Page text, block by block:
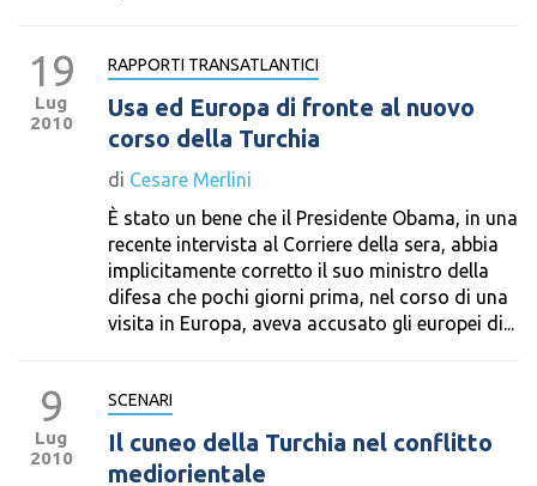
19
Lug
2010
RAPPORTI TRANSATLANTICI
Usa ed Europa di fronte al nuovo
corso della Turchia
di Cesare Merlini
È stato un bene che il Presidente Obama, in una
recente intervista al Corriere della sera, abbia
implicitamente corretto il suo ministro della
difesa che pochi giorni prima, nel corso di una
visita in Europa, aveva accusato gli europei di...
9
Lug
2010
SCENARI
Il cuneo della Turchia nel conflitto
mediorientale